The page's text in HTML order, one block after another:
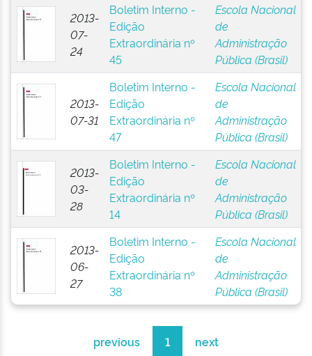
2013-
07-
24
Boletim Interno -
Edição
Extraordinária nº
45
Escola Nacional
de
Administração
Pública (Brasil)
2013-
07-31
Boletim Interno -
Edição
Extraordinária nº
47
Escola Nacional
de
Administração
Pública (Brasil)
2013-
03-
28
Boletim Interno -
Edição
Extraordinária nº
14
Escola Nacional
de
Administração
Pública (Brasil)
2013-
06-
27
Boletim Interno -
Edição
Extraordinária nº
38
Escola Nacional
de
Administração
Pública (Brasil)
previous 1 next